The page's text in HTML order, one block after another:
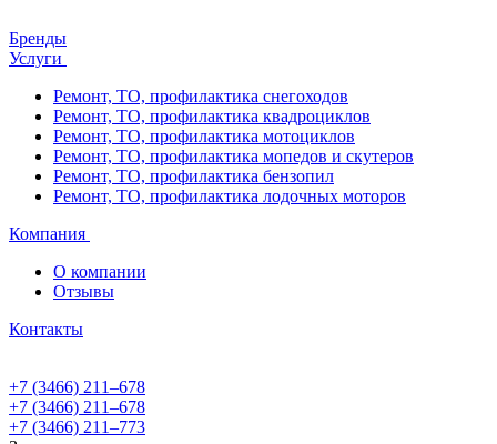
Бренды
Услуги
Ремонт, ТО, профилактика снегоходов
Ремонт, ТО, профилактика квадроциклов
Ремонт, ТО, профилактика мотоциклов
Ремонт, ТО, профилактика мопедов и скутеров
Ремонт, ТО, профилактика бензопил
Ремонт, ТО, профилактика лодочных моторов
Компания
О компании
Отзывы
Контакты
+7 (3466) 211‒678
+7 (3466) 211‒678
+7 (3466) 211‒773